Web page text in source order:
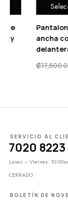
Vestido
rayas de
9,500.00 ₡
SERVICIO AL
7020 8223
Lunes – Viernes:
CERRADO
BOLETÍN DE